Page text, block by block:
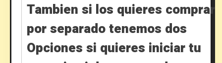
Tambien si los quieres comprar
por separado tenemos dos
Opciones si quieres iniciar tu